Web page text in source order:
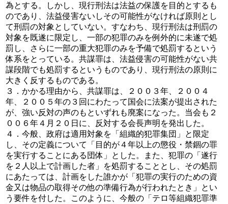
為とする。しかし、現行刑法は法益の保護を目的とするも
のであり、法益侵害ないしその可能性がなければ原則とし
て刑罰の対象としていない。すなわち、現行刑法は刑罰の
対象を既遂に限定し、一部の犯罪のみを例外的に未遂で処
罰し、さらに一部の重大犯罪のみを予備で処罰するという
体系をとっている。共謀罪は、法益侵害の可能性がない共
謀段階でも処罰するというものであり、現行刑法の原則に
大きく反するものである。
３．かかる理由から、共謀罪は、２００３年、２００４
年、２００５年の３回にわたって国会に法案が提出された
が、強い反対の声のもといずれも廃案になった。当会も２
００６年４月２０日に、反対する会長声明を発出した。
４．今般、政府は適用対象を「組織的犯罪集団」と限定
し、その定義について「目的が４年以上の懲役・禁錮の罪
を実行することにある団体」とした。また、犯罪の「遂行
を２人以上で計画した者」を処罰することとし、その処罰
にあたっては、計画をした誰かが「犯罪の実行のための資
金又は物品の取得その他の準備行為が行われたとき」とい
う要件を付した。このように、今般の「テロ等組織犯罪準